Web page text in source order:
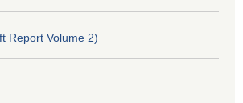
Report Volume 2)